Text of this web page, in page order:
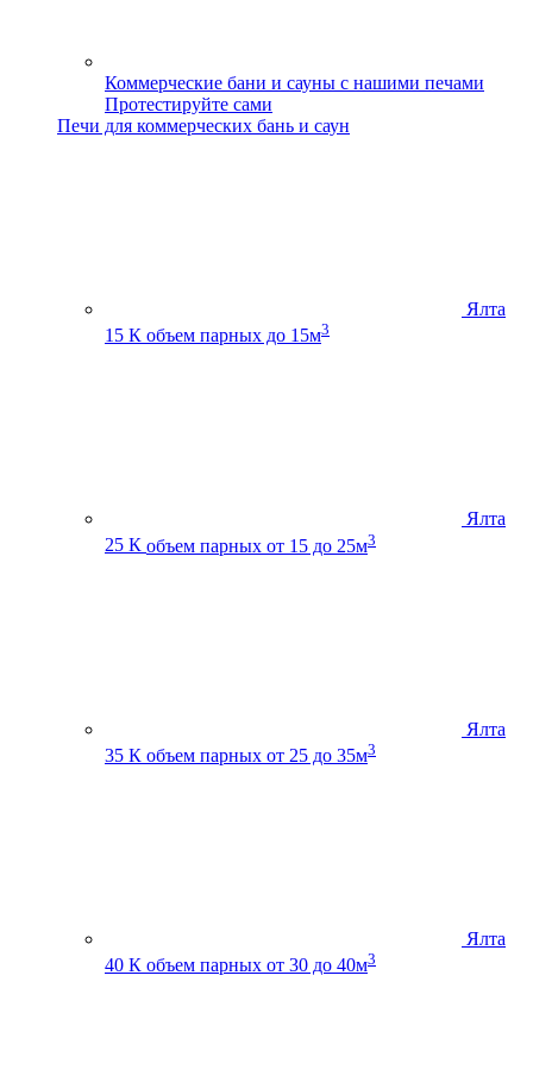
Коммерческие бани и сауны с нашими печами
Протестируйте сами
Печи для коммерческих бань и саун
Ялта
15 К объем парных до 15м3
Ялта
25 К объем парных от 15 до 25м3
Ялта
35 К объем парных от 25 до 35м3
Ялта
40 К объем парных от 30 до 40м3